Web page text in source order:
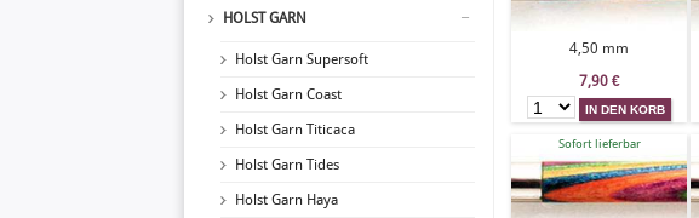
HOLST GARN
Holst Garn Supersoft
Holst Garn Coast
Holst Garn Titicaca
Holst Garn Tides
Holst Garn Haya
4,50 mm
7,90 €
Sofort lieferbar